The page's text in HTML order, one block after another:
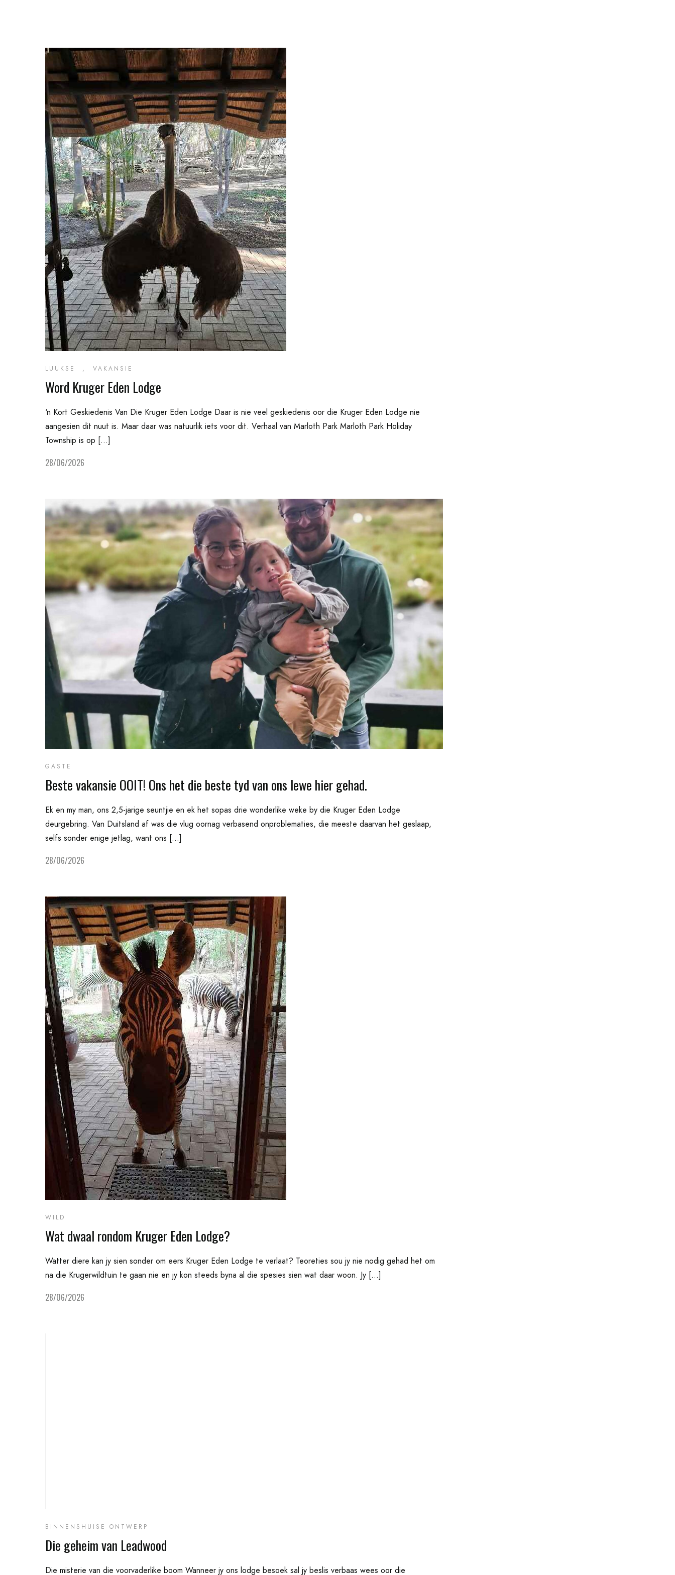
LUUKSE , VAKANSIE
Word Kruger Eden Lodge
‘n Kort Geskiedenis Van Die Kruger Eden Lodge Daar is nie veel geskiedenis oor die Kruger Eden Lodge nie
aangesien dit nuut is. Maar daar was natuurlik iets voor dit. Verhaal van Marloth Park Marloth Park Holiday
Township is op […]
28/06/2026
GASTE
Beste vakansie OOIT! Ons het die beste tyd van ons lewe hier gehad.
Ek en my man, ons 2,5-jarige seuntjie en ek het sopas drie wonderlike weke by die Kruger Eden Lodge
deurgebring. Van Duitsland af was die vlug oornag verbasend onproblematies, die meeste daarvan het geslaap,
selfs sonder enige jetlag, want ons […]
28/06/2026
WILD
Wat dwaal rondom Kruger Eden Lodge?
Watter diere kan jy sien sonder om eers Kruger Eden Lodge te verlaat? Teoreties sou jy nie nodig gehad het om
na die Krugerwildtuin te gaan nie en jy kon steeds byna al die spesies sien wat daar woon. Jy […]
28/06/2026
BINNENSHUISE ONTWERP
Die geheim van Leadwood
Die misterie van die voorvaderlike boom Wanneer jy ons lodge besoek sal jy beslis verbaas wees oor die